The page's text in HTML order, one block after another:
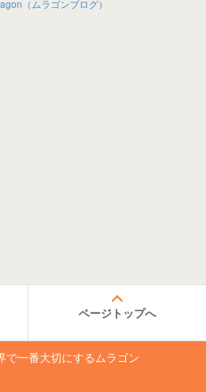
（ムラゴンブログ）
ページトップへ
で一番大切にするムラゴン